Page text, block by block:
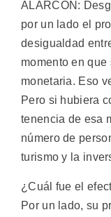
ALARCON:
por un lado el
desigualdad
momento en
monetaria. Eso
Pero si hubiera
tenencia de esa
número de
turismo y la
¿Cuál fue el
Por un lado, su